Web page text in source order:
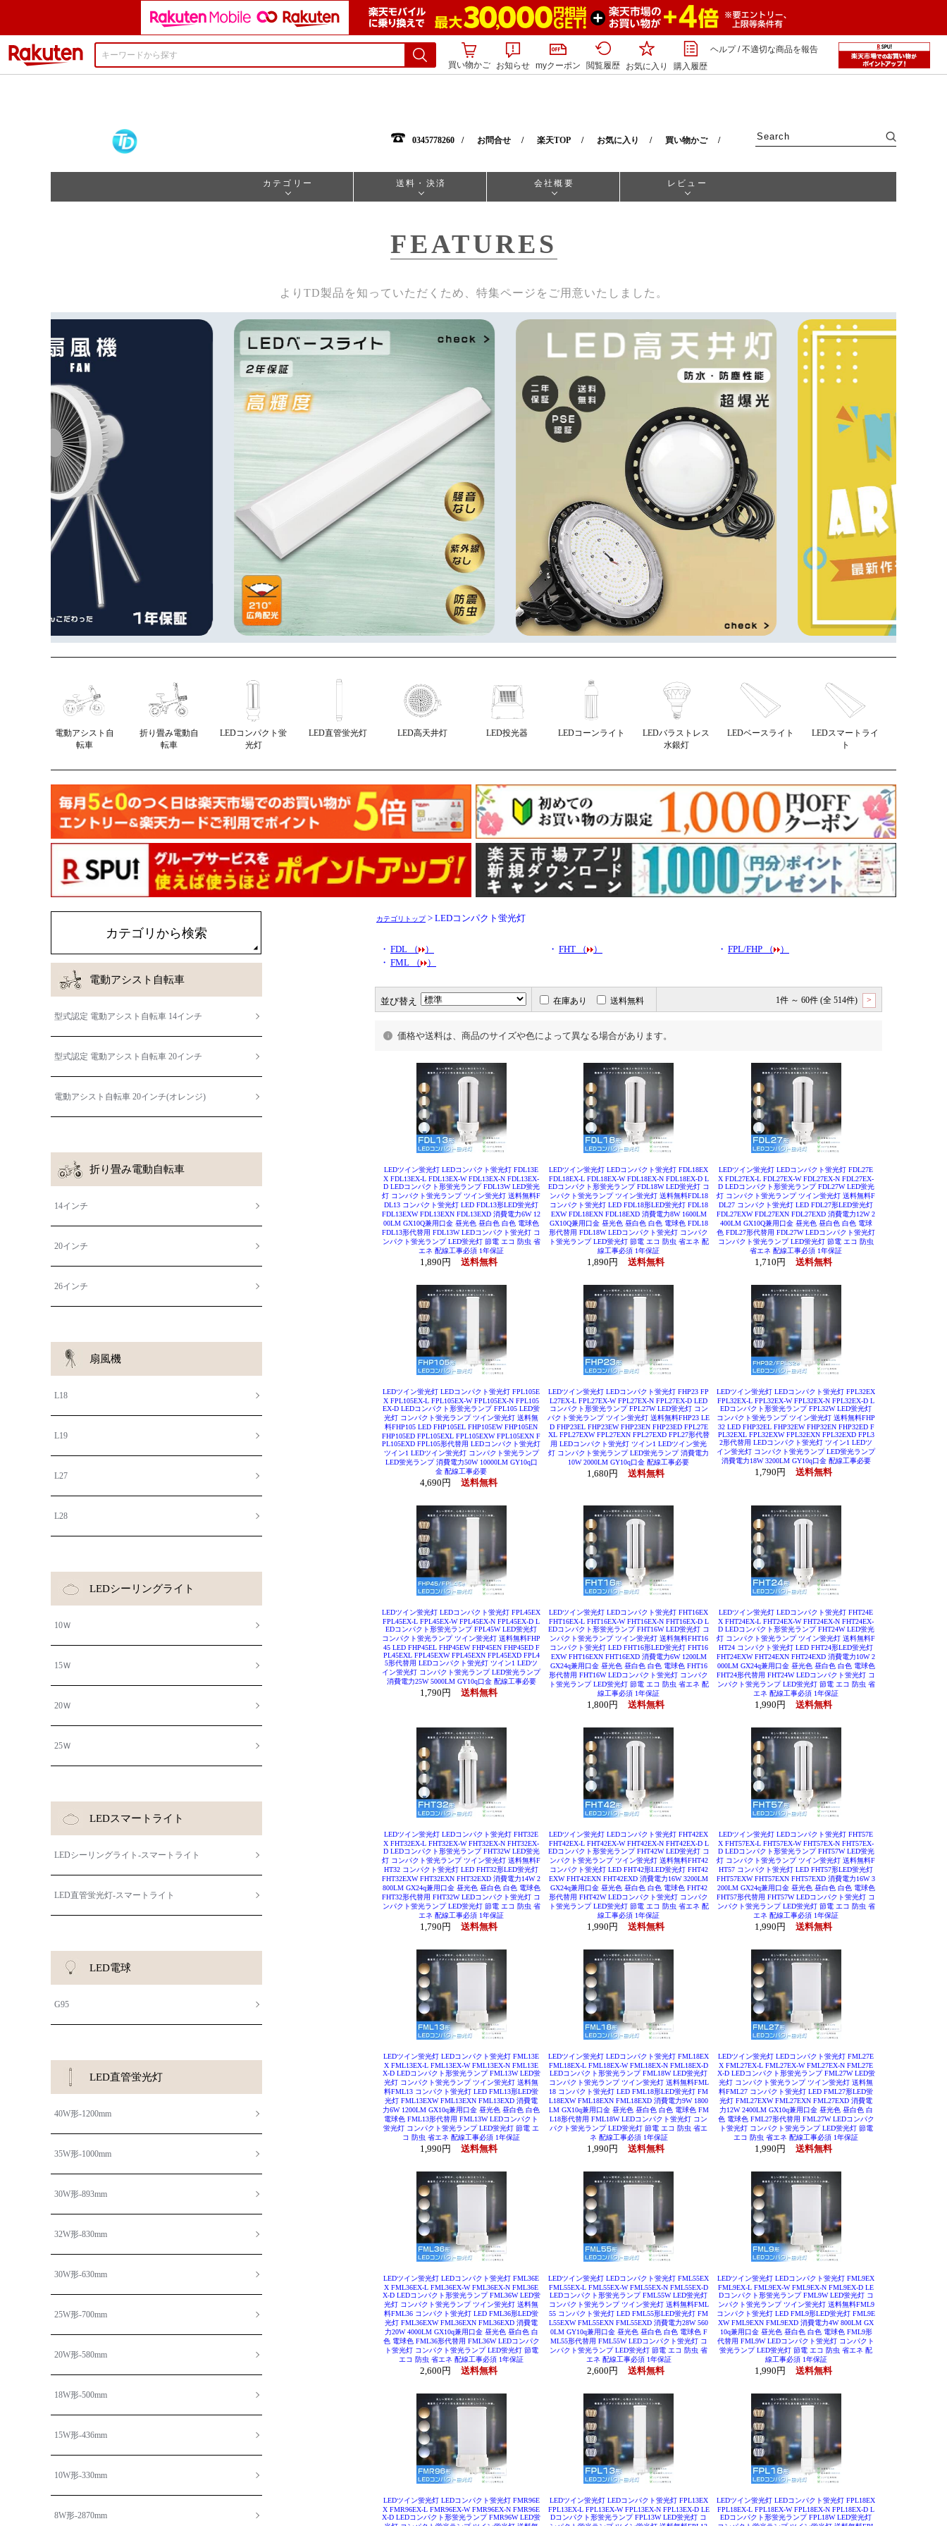
買い物かご
お知らせ myクーポン 閲覧履歴 お気に入り 購入履歴
ヘルプ/不適切な商品を報告
0345778260 お問合せ 楽天TOP お気に入り 買い物かご
カテゴリー 送料・決済 会社概要 レビュー
FEATURES
よりTD製品を知っていただくため、特集ページをご用意いたしました。
電動アシスト自
転車
折り畳み電動自
転車
LEDコンパクト蛍
光灯
LED直管蛍光灯 LED高天井灯 LED投光器 LEDコーンライト
LEDバラストレス
水銀灯
LEDベースライト
LEDスマートライ
ト
カテゴリから検索
電動アシスト自転車
型式認定 電動アシスト自転車 14インチ
型式認定 電動アシスト自転車 20インチ
電動アシスト自転車 20インチ(オレンジ)
折り畳み電動自転車
14インチ
20インチ
26インチ
扇風機
L18
L19
L27
L28
LEDシーリングライト
10Ｗ
15Ｗ
20Ｗ
25Ｗ
LEDスマートライト
LEDシーリングライト-スマートライト
LED直管蛍光灯-スマートライト
LED電球
G95
LED直管蛍光灯
40W形-1200mm
35W形-1000mm
30W形-893mm
32W形-830mm
30W形-630mm
25W形-700mm
20W形-580mm
18W形-500mm
15W形-436mm
10W形-330mm
8W形-2870mm
カテゴリトップ> LEDコンパクト蛍光灯
・ FDL （ ） ・ FHT （ ） ・ FPL/FHP （
）
・ FML （ ）
並び替え 在庫あり 送料無料 1件 ～ 60件 (全 514件) >
価格や送料は、商品のサイズや色によって異なる場合があります。
LEDツイン蛍光灯 LEDコンパクト蛍光灯 FDL13E
X FDL13EX-L FDL13EX-W FDL13EX-N FDL13EX-
D LEDコンパクト形蛍光ランプ FDL13W LED蛍光
灯 コンパクト蛍光ランプ ツイン蛍光灯 送料無料F
DL13 コンパクト蛍光灯 LED FDL13形LED蛍光灯
FDL13EXW FDL13EXN FDL13EXD 消費電力6W 12
00LM GX10Q兼用口金 昼光色 昼白色 白色 電球色
FDL13形代替用 FDL13W LEDコンパクト蛍光灯 コ
ンパクト蛍光ランプ LED蛍光灯 節電 エコ 防虫 省
エネ 配線工事必須 1年保証
1,890円 送料無料
LEDツイン蛍光灯 LEDコンパクト蛍光灯 FDL18EX
FDL18EX-L FDL18EX-W FDL18EX-N FDL18EX-D L
EDコンパクト形蛍光ランプ FDL18W LED蛍光灯 コ
ンパクト蛍光ランプ ツイン蛍光灯 送料無料FDL18
コンパクト蛍光灯 LED FDL18形LED蛍光灯 FDL18
EXW FDL18EXN FDL18EXD 消費電力8W 1600LM
GX10Q兼用口金 昼光色 昼白色 白色 電球色 FDL18
形代替用 FDL18W LEDコンパクト蛍光灯 コンパク
ト蛍光ランプ LED蛍光灯 節電 エコ 防虫 省エネ 配
線工事必須 1年保証
1,890円 送料無料
LEDツイン蛍光灯 LEDコンパクト蛍光灯 FDL27E
X FDL27EX-L FDL27EX-W FDL27EX-N FDL27EX-
D LEDコンパクト形蛍光ランプ FDL27W LED蛍光
灯 コンパクト蛍光ランプ ツイン蛍光灯 送料無料F
DL27 コンパクト蛍光灯 LED FDL27形LED蛍光灯
FDL27EXW FDL27EXN FDL27EXD 消費電力12W 2
400LM GX10Q兼用口金 昼光色 昼白色 白色 電球
色 FDL27形代替用 FDL27W LEDコンパクト蛍光灯
コンパクト蛍光ランプ LED蛍光灯 節電 エコ 防虫
省エネ 配線工事必須 1年保証
1,710円 送料無料
LEDツイン蛍光灯 LEDコンパクト蛍光灯 FPL105E
X FPL105EX-L FPL105EX-W FPL105EX-N FPL105
EX-D LEDコンパクト形蛍光ランプ FPL105 LED蛍
光灯 コンパクト蛍光ランプ ツイン蛍光灯 送料無
料FHP105 LED FHP105EL FHP105EW FHP105EN
FHP105ED FPL105EXL FPL105EXW FPL105EXN F
PL105EXD FPL105形代替用 LEDコンパクト蛍光灯
ツイン1 LEDツイン蛍光灯 コンパクト蛍光ランプ
LED蛍光ランプ 消費電力50W 10000LM GY10q口
金 配線工事必要
4,690円 送料無料
LEDツイン蛍光灯 LEDコンパクト蛍光灯 FHP23 FP
L27EX-L FPL27EX-W FPL27EX-N FPL27EX-D LED
コンパクト形蛍光ランプ FPL27W LED蛍光灯 コン
パクト蛍光ランプ ツイン蛍光灯 送料無料FHP23 LE
D FHP23EL FHP23EW FHP23EN FHP23ED FPL27E
XL FPL27EXW FPL27EXN FPL27EXD FPL27形代替
用 LEDコンパクト蛍光灯 ツイン1 LEDツイン蛍光
灯 コンパクト蛍光ランプ LED蛍光ランプ 消費電力
10W 2000LM GY10q口金 配線工事必要
1,680円 送料無料
LEDツイン蛍光灯 LEDコンパクト蛍光灯 FPL32EX
FPL32EX-L FPL32EX-W FPL32EX-N FPL32EX-D L
EDコンパクト形蛍光ランプ FPL32W LED蛍光灯
コンパクト蛍光ランプ ツイン蛍光灯 送料無料FHP
32 LED FHP32EL FHP32EW FHP32EN FHP32ED F
PL32EXL FPL32EXW FPL32EXN FPL32EXD FPL3
2形代替用 LEDコンパクト蛍光灯 ツイン1 LEDツ
イン蛍光灯 コンパクト蛍光ランプ LED蛍光ランプ
消費電力18W 3200LM GY10q口金 配線工事必要
1,790円 送料無料
LEDツイン蛍光灯 LEDコンパクト蛍光灯 FPL45EX
FPL45EX-L FPL45EX-W FPL45EX-N FPL45EX-D L
EDコンパクト形蛍光ランプ FPL45W LED蛍光灯
コンパクト蛍光ランプ ツイン蛍光灯 送料無料FHP
45 LED FHP45EL FHP45EW FHP45EN FHP45ED F
PL45EXL FPL45EXW FPL45EXN FPL45EXD FPL4
5形代替用 LEDコンパクト蛍光灯 ツイン1 LEDツ
イン蛍光灯 コンパクト蛍光ランプ LED蛍光ランプ
消費電力25W 5000LM GY10q口金 配線工事必要
1,790円 送料無料
LEDツイン蛍光灯 LEDコンパクト蛍光灯 FHT16EX
FHT16EX-L FHT16EX-W FHT16EX-N FHT16EX-D L
EDコンパクト形蛍光ランプ FHT16W LED蛍光灯 コ
ンパクト蛍光ランプ ツイン蛍光灯 送料無料FHT16
コンパクト蛍光灯 LED FHT16形LED蛍光灯 FHT16
EXW FHT16EXN FHT16EXD 消費電力6W 1200LM
GX24q兼用口金 昼光色 昼白色 白色 電球色 FHT16
形代替用 FHT16W LEDコンパクト蛍光灯 コンパク
ト蛍光ランプ LED蛍光灯 節電 エコ 防虫 省エネ 配
線工事必須 1年保証
1,800円 送料無料
LEDツイン蛍光灯 LEDコンパクト蛍光灯 FHT24E
X FHT24EX-L FHT24EX-W FHT24EX-N FHT24EX-
D LEDコンパクト形蛍光ランプ FHT24W LED蛍光
灯 コンパクト蛍光ランプ ツイン蛍光灯 送料無料F
HT24 コンパクト蛍光灯 LED FHT24形LED蛍光灯
FHT24EXW FHT24EXN FHT24EXD 消費電力10W 2
000LM GX24q兼用口金 昼光色 昼白色 白色 電球色
FHT24形代替用 FHT24W LEDコンパクト蛍光灯 コ
ンパクト蛍光ランプ LED蛍光灯 節電 エコ 防虫 省
エネ 配線工事必須 1年保証
1,990円 送料無料
LEDツイン蛍光灯 LEDコンパクト蛍光灯 FHT32E
X FHT32EX-L FHT32EX-W FHT32EX-N FHT32EX-
D LEDコンパクト形蛍光ランプ FHT32W LED蛍光
灯 コンパクト蛍光ランプ ツイン蛍光灯 送料無料F
HT32 コンパクト蛍光灯 LED FHT32形LED蛍光灯
FHT32EXW FHT32EXN FHT32EXD 消費電力14W 2
800LM GX24q兼用口金 昼光色 昼白色 白色 電球色
FHT32形代替用 FHT32W LEDコンパクト蛍光灯 コ
ンパクト蛍光ランプ LED蛍光灯 節電 エコ 防虫 省
エネ 配線工事必須 1年保証
1,790円 送料無料
LEDツイン蛍光灯 LEDコンパクト蛍光灯 FHT42EX
FHT42EX-L FHT42EX-W FHT42EX-N FHT42EX-D L
EDコンパクト形蛍光ランプ FHT42W LED蛍光灯 コ
ンパクト蛍光ランプ ツイン蛍光灯 送料無料FHT42
コンパクト蛍光灯 LED FHT42形LED蛍光灯 FHT42
EXW FHT42EXN FHT42EXD 消費電力16W 3200LM
GX24q兼用口金 昼光色 昼白色 白色 電球色 FHT42
形代替用 FHT42W LEDコンパクト蛍光灯 コンパク
ト蛍光ランプ LED蛍光灯 節電 エコ 防虫 省エネ 配
線工事必須 1年保証
1,990円 送料無料
LEDツイン蛍光灯 LEDコンパクト蛍光灯 FHT57E
X FHT57EX-L FHT57EX-W FHT57EX-N FHT57EX-
D LEDコンパクト形蛍光ランプ FHT57W LED蛍光
灯 コンパクト蛍光ランプ ツイン蛍光灯 送料無料F
HT57 コンパクト蛍光灯 LED FHT57形LED蛍光灯
FHT57EXW FHT57EXN FHT57EXD 消費電力16W 3
200LM GX24q兼用口金 昼光色 昼白色 白色 電球色
FHT57形代替用 FHT57W LEDコンパクト蛍光灯 コ
ンパクト蛍光ランプ LED蛍光灯 節電 エコ 防虫 省
エネ 配線工事必須 1年保証
1,990円 送料無料
LEDツイン蛍光灯 LEDコンパクト蛍光灯 FML13E
X FML13EX-L FML13EX-W FML13EX-N FML13E
X-D LEDコンパクト形蛍光ランプ FML13W LED蛍
光灯 コンパクト蛍光ランプ ツイン蛍光灯 送料無
料FML13 コンパクト蛍光灯 LED FML13形LED蛍
光灯 FML13EXW FML13EXN FML13EXD 消費電
力6W 1200LM GX10q兼用口金 昼光色 昼白色 白色
電球色 FML13形代替用 FML13W LEDコンパクト
蛍光灯 コンパクト蛍光ランプ LED蛍光灯 節電 エ
コ 防虫 省エネ 配線工事必須 1年保証
1,990円 送料無料
LEDツイン蛍光灯 LEDコンパクト蛍光灯 FML18EX
FML18EX-L FML18EX-W FML18EX-N FML18EX-D
LEDコンパクト形蛍光ランプ FML18W LED蛍光灯
コンパクト蛍光ランプ ツイン蛍光灯 送料無料FML
18 コンパクト蛍光灯 LED FML18形LED蛍光灯 FM
L18EXW FML18EXN FML18EXD 消費電力9W 1800
LM GX10q兼用口金 昼光色 昼白色 白色 電球色 FM
L18形代替用 FML18W LEDコンパクト蛍光灯 コン
パクト蛍光ランプ LED蛍光灯 節電 エコ 防虫 省エ
ネ 配線工事必須 1年保証
1,990円 送料無料
LEDツイン蛍光灯 LEDコンパクト蛍光灯 FML27E
X FML27EX-L FML27EX-W FML27EX-N FML27E
X-D LEDコンパクト形蛍光ランプ FML27W LED蛍
光灯 コンパクト蛍光ランプ ツイン蛍光灯 送料無
料FML27 コンパクト蛍光灯 LED FML27形LED蛍
光灯 FML27EXW FML27EXN FML27EXD 消費電
力12W 2400LM GX10q兼用口金 昼光色 昼白色 白
色 電球色 FML27形代替用 FML27W LEDコンパク
ト蛍光灯 コンパクト蛍光ランプ LED蛍光灯 節電
エコ 防虫 省エネ 配線工事必須 1年保証
1,990円 送料無料
LEDツイン蛍光灯 LEDコンパクト蛍光灯 FML36E
X FML36EX-L FML36EX-W FML36EX-N FML36E
X-D LEDコンパクト形蛍光ランプ FML36W LED蛍
光灯 コンパクト蛍光ランプ ツイン蛍光灯 送料無
料FML36 コンパクト蛍光灯 LED FML36形LED蛍
光灯 FML36EXW FML36EXN FML36EXD 消費電
力20W 4000LM GX10q兼用口金 昼光色 昼白色 白
色 電球色 FML36形代替用 FML36W LEDコンパク
ト蛍光灯 コンパクト蛍光ランプ LED蛍光灯 節電
エコ 防虫 省エネ 配線工事必須 1年保証
2,600円 送料無料
LEDツイン蛍光灯 LEDコンパクト蛍光灯 FML55EX
FML55EX-L FML55EX-W FML55EX-N FML55EX-D
LEDコンパクト形蛍光ランプ FML55W LED蛍光灯
コンパクト蛍光ランプ ツイン蛍光灯 送料無料FML
55 コンパクト蛍光灯 LED FML55形LED蛍光灯 FM
L55EXW FML55EXN FML55EXD 消費電力28W 560
0LM GY10q兼用口金 昼光色 昼白色 白色 電球色 F
ML55形代替用 FML55W LEDコンパクト蛍光灯 コ
ンパクト蛍光ランプ LED蛍光灯 節電 エコ 防虫 省
エネ 配線工事必須 1年保証
2,600円 送料無料
LEDツイン蛍光灯 LEDコンパクト蛍光灯 FML9EX
FML9EX-L FML9EX-W FML9EX-N FML9EX-D LE
Dコンパクト形蛍光ランプ FML9W LED蛍光灯 コ
ンパクト蛍光ランプ ツイン蛍光灯 送料無料FML9
コンパクト蛍光灯 LED FML9形LED蛍光灯 FML9E
XW FML9EXN FML9EXD 消費電力4W 800LM GX
10q兼用口金 昼光色 昼白色 白色 電球色 FML9形
代替用 FML9W LEDコンパクト蛍光灯 コンパクト
蛍光ランプ LED蛍光灯 節電 エコ 防虫 省エネ 配
線工事必須 1年保証
1,990円 送料無料
LEDツイン蛍光灯 LEDコンパクト蛍光灯 FMR96E
X FMR96EX-L FMR96EX-W FMR96EX-N FMR96E
X-D LEDコンパクト形蛍光ランプ FMR96W LED蛍
LEDツイン蛍光灯 LEDコンパクト蛍光灯 FPL13EX
FPL13EX-L FPL13EX-W FPL13EX-N FPL13EX-D LE
Dコンパクト形蛍光ランプ FPL13W LED蛍光灯 コ
LEDツイン蛍光灯 LEDコンパクト蛍光灯 FPL18EX
FPL18EX-L FPL18EX-W FPL18EX-N FPL18EX-D L
EDコンパクト形蛍光ランプ FPL18W LED蛍光灯